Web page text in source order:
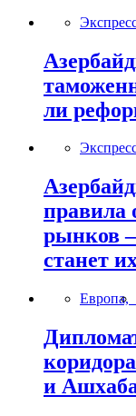
ли
правила
рынков
станет
Европа,
и